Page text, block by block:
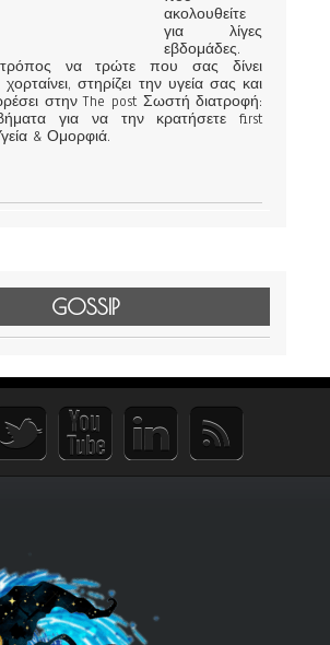
ακολουθείτε
για λίγες
εβδομάδες.
τρόπος να τρώτε που σας δίνει
στηρίζει την υγεία σας και
στην The post Σωστή διατροφή:
για να την κρατήσετε first
& Ομορφιά.
GOSSIP